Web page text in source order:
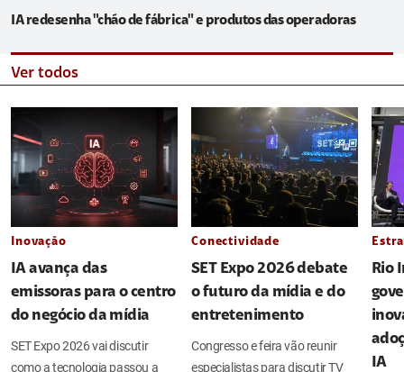
IA redesenha "chão de fábrica" e produtos das operadoras
Ver todos
Inovação
IA avança das
emissoras para o centro
do negócio da mídia
SET Expo 2026 vai discutir
como a tecnologia passou a
Conectividade
SET Expo 2026 debate
o futuro da mídia e do
entretenimento
Congresso e feira vão reunir
especialistas para discutir TV
Rio
IA